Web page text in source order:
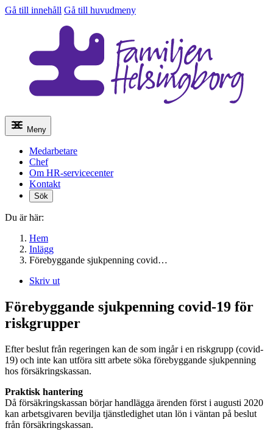
Gå till innehåll Gå till huvudmeny
Meny
Medarbetare
Chef
Om HR-servicecenter
Kontakt
Sök
Du är här:
Hem
Inlägg
Förebyggande sjukpenning covid…
Skriv ut
Förebyggande sjukpenning covid-19 för
riskgrupper
Efter beslut från regeringen kan de som ingår i en riskgrupp (covid-
19) och inte kan utföra sitt arbete söka förebyggande sjukpenning
hos försäkringskassan.
Praktisk hantering
Då försäkringskassan börjar handlägga ärenden först i augusti 2020
kan arbetsgivaren bevilja tjänstledighet utan lön i väntan på beslut
från försäkringskassan.